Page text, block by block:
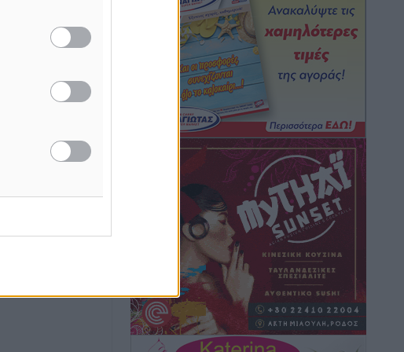
Τουρνάς για φωτιές: «Κανένα
περιθώριο εφησυχασμού» – Σε πλήρη
ετοιμότητα ο μηχανισμός
πριν 5 ώρες
Καιρός: Επιμένουν οι υψηλές
θερμοκρασίες – Ισχυρά μελτέμια έως 9
μποφόρ, σε «Red Code» 6 περιοχές
Τοπικές Ειδήσεις πριν 6 ώρες
Τα φοιτητικά ενοίκια «τινάζουν στον
αέρα» τους οικογενειακούς
προϋπολογισμούς
• πριν 6 ώρες
Δύο νέοι ξενώνες παραδόθηκαν στις
Ένοπλες Δυνάμεις στη νήσο Ρω